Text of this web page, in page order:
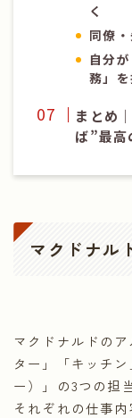
く
同僚
自分
務」
まとめ
ば”最高
マクドナル
マクドナルドの
ター」「キッチ
ー）」の3つの担
それぞれの仕事